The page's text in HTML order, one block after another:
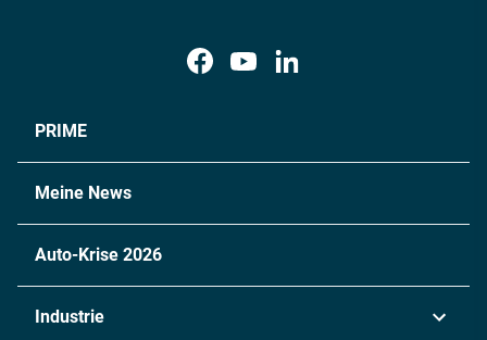
PRIME
Meine News
Auto-Krise 2026
Industrie